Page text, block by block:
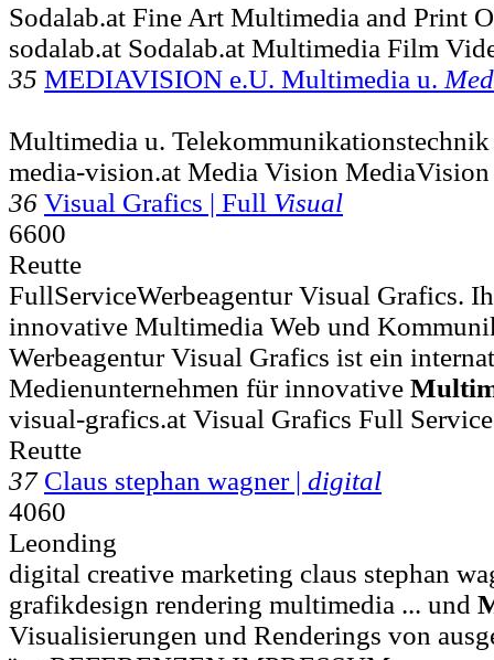
Sodalab.at Fine Art Multimedia and Print
sodalab.at Sodalab.at Multimedia Film
35 MEDIAVISION e.U. Multimedia u.
Multimedia u. Telekommunikationstechnik
media-vision.at Media Vision MediaVision
36 Visual Grafics | Full Visual
6600
Reutte
FullServiceWerbeagentur Visual Grafics.
innovative Multimedia Web und
Werbeagentur Visual Grafics ist ein
Medienunternehmen für innovative
visual-grafics.at Visual Grafics Full
Reutte
37 Claus stephan wagner | digital
4060
Leonding
digital creative marketing claus stephan
grafikdesign rendering multimedia ... und
Visualisierungen und Renderings von